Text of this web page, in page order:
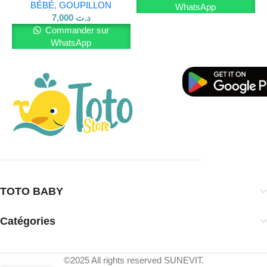
BÉBÉ,GOUPILLON
د.ت 7,000
Commander sur
WhatsApp
WhatsApp
TOTO BABY
Catégories
©2025 All rights reserved SUNEVIT.